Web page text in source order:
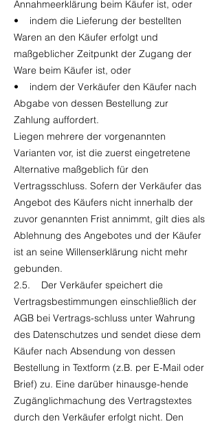
Annahmeerklärung beim Käufer ist, oder
• indem die Lieferung der bestellten
Waren an den Käufer erfolgt und
maßgeblicher Zeitpunkt der Zugang der
Ware beim Käufer ist, oder
• indem der Verkäufer den Käufer nach
Abgabe von dessen Bestellung zur
Zahlung auffordert.
Liegen mehrere der vorgenannten
Varianten vor, ist die zuerst eingetretene
Alternative maßgeblich für den
Vertragsschluss. Sofern der Verkäufer das
Angebot des Käufers nicht innerhalb der
zuvor genannten Frist annimmt, gilt dies als
Ablehnung des Angebotes und der Käufer
ist an seine Willenserklärung nicht mehr
gebunden.
2.5. Der Verkäufer speichert die
Vertragsbestimmungen einschließlich der
AGB bei Vertrags-schluss unter Wahrung
des Datenschutzes und sendet diese dem
Käufer nach Absendung von dessen
Bestellung in Textform (z.B. per E-Mail oder
Brief) zu. Eine darüber hinausge-hende
Zugänglichmachung des Vertragstextes
durch den Verkäufer erfolgt nicht. Den